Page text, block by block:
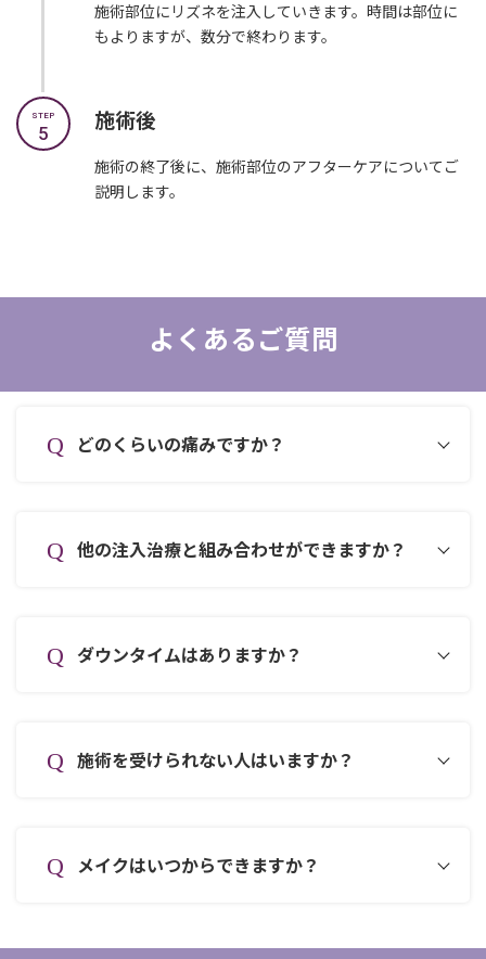
施術部位にリズネを注入していきます。時間は部位に
もよりますが、数分で終わります。
施術後
施術の終了後に、施術部位のアフターケアについてご
説明します。
STEP
5
よくあるご質問
どのくらいの痛みですか？
他の注入治療と組み合わせができますか？
ダウンタイムはありますか？
施術を受けられない人はいますか？
メイクはいつからできますか？